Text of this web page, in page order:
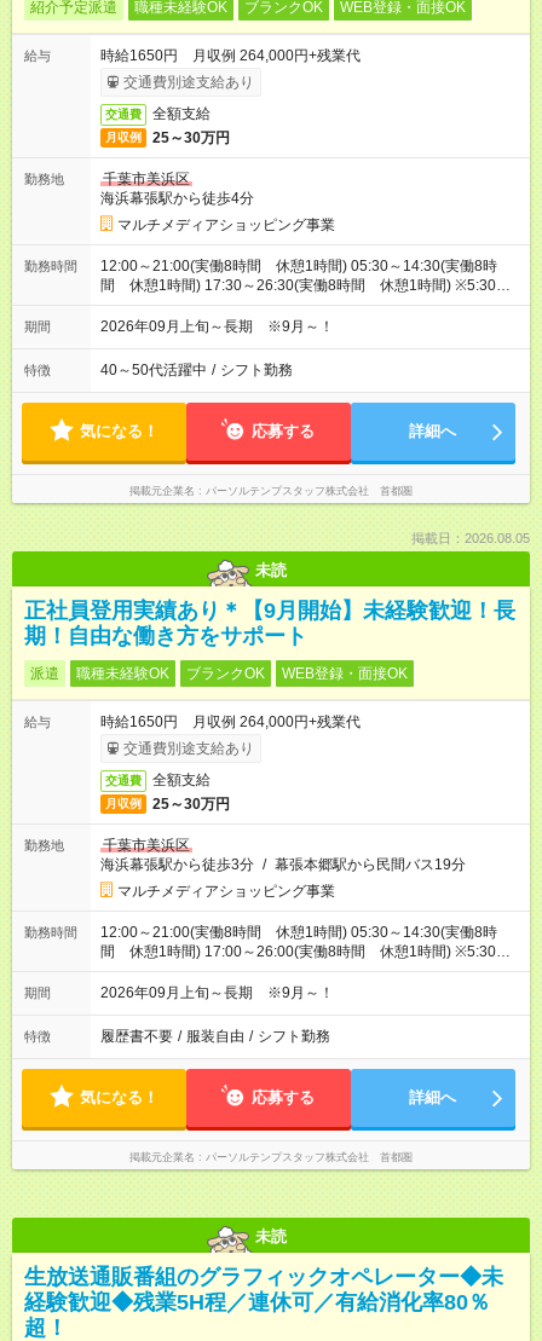
紹介予定派遣 職種未経験OK ブランクOK WEB登録・面接OK
給与
時給1650円 月収例 264,000円+残業代
交通費別途支給あり
交通費 全額支給
月収例 25～30万円
勤務地
千葉市美浜区
海浜幕張駅から徒歩4分
マルチメディアショッピング事業
勤務時間
12:00～21:00(実働8時間 休憩1時間) 05:30～14:30(実働8時
間 休憩1時間) 17:30～26:30(実働8時間 休憩1時間) ※5:30～
26:00の間で時間相談できます！8:00～17:00等お時間固定でも
OK！
期間 2026年09月上旬～長期 ※9月～！
特徴 40～50代活躍中 / シフト勤務
気になる！ 応募する 詳細へ
掲載元企業名 パーソルテンプスタッフ株式会社 首都圏
掲載日：2026.08.05
未読
正社員登用実績あり＊【9月開始】未経験歓迎！長
期！自由な働き方をサポート
派遣 職種未経験OK ブランクOK WEB登録・面接OK
給与
時給1650円 月収例 264,000円+残業代
交通費別途支給あり
交通費 全額支給
月収例 25～30万円
勤務地
千葉市美浜区
海浜幕張駅から徒歩3分 / 幕張本郷駅から民間バス19分
マルチメディアショッピング事業
勤務時間
12:00～21:00(実働8時間 休憩1時間) 05:30～14:30(実働8時
間 休憩1時間) 17:00～26:00(実働8時間 休憩1時間) ※5:30～
26:00の間で時間相談できます！
期間 2026年09月上旬～長期 ※9月～！
特徴 履歴書不要 / 服装自由 / シフト勤務
気になる！ 応募する 詳細へ
掲載元企業名 パーソルテンプスタッフ株式会社 首都圏
未読
生放送通販番組のグラフィックオペレーター◆未
経験歓迎◆残業5H程／連休可／有給消化率80％
超！